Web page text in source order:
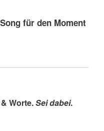
für den Moment
Worte.Sei dabei.